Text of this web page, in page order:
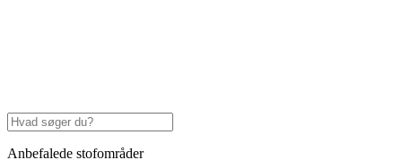
Anbefalede stofområder